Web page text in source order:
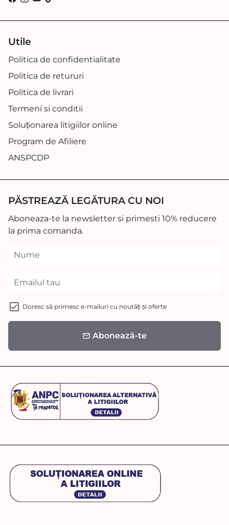
Utile
Politica de confidentialitate
Politica de retururi
Politica de livrari
Termeni si conditii
Soluționarea litigiilor online
Program de Afiliere
ANSPCDP
PĂSTREAZĂ LEGĂTURA CU NOI
Aboneaza-te la newsletter si primesti 10% reducere
la prima comanda.
Doresc să primesc e-mailuri cu noutăți și oferte
email Abonează-te